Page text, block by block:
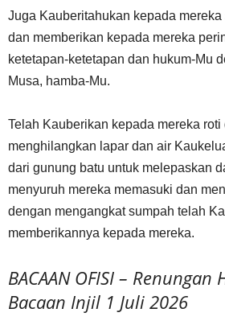
Juga Kauberitahukan kepada
dan memberikan kepada mereka
ketetapan-ketetapan dan hukum-Mu
Musa, hamba-Mu.
Telah Kauberikan kepada mereka
menghilangkan lapar dan air
dari gunung batu untuk melepaskan
menyuruh mereka memasuki dan
dengan mengangkat sumpah telah
memberikannya kepada mereka.
BACAAN OFISI –
Bacaan Injil 1 Juli 2026